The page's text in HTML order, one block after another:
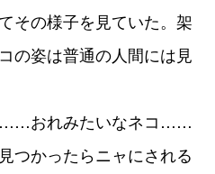
その様子を見ていた。架
の姿は普通の人間には見
……おれみたいなネコ……
つかったらニャにされる